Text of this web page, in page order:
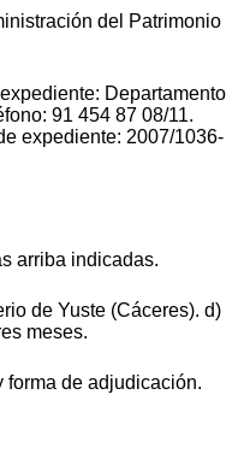
del Patrimonio
Departamento
91 454 87 08/11.
expediente: 2007/1036-
arriba indicadas.
de Yuste (Cáceres). d)
meses.
forma de adjudicación.